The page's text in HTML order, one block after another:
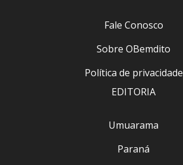
Fale Conosco
Sobre OBemdito
Política de privacidade
EDITORIA
Umuarama
Paraná